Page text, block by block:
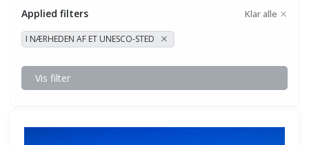
Applied filters Klar alle
I NÆRHEDEN AF ET UNESCO-STED
Vis filter